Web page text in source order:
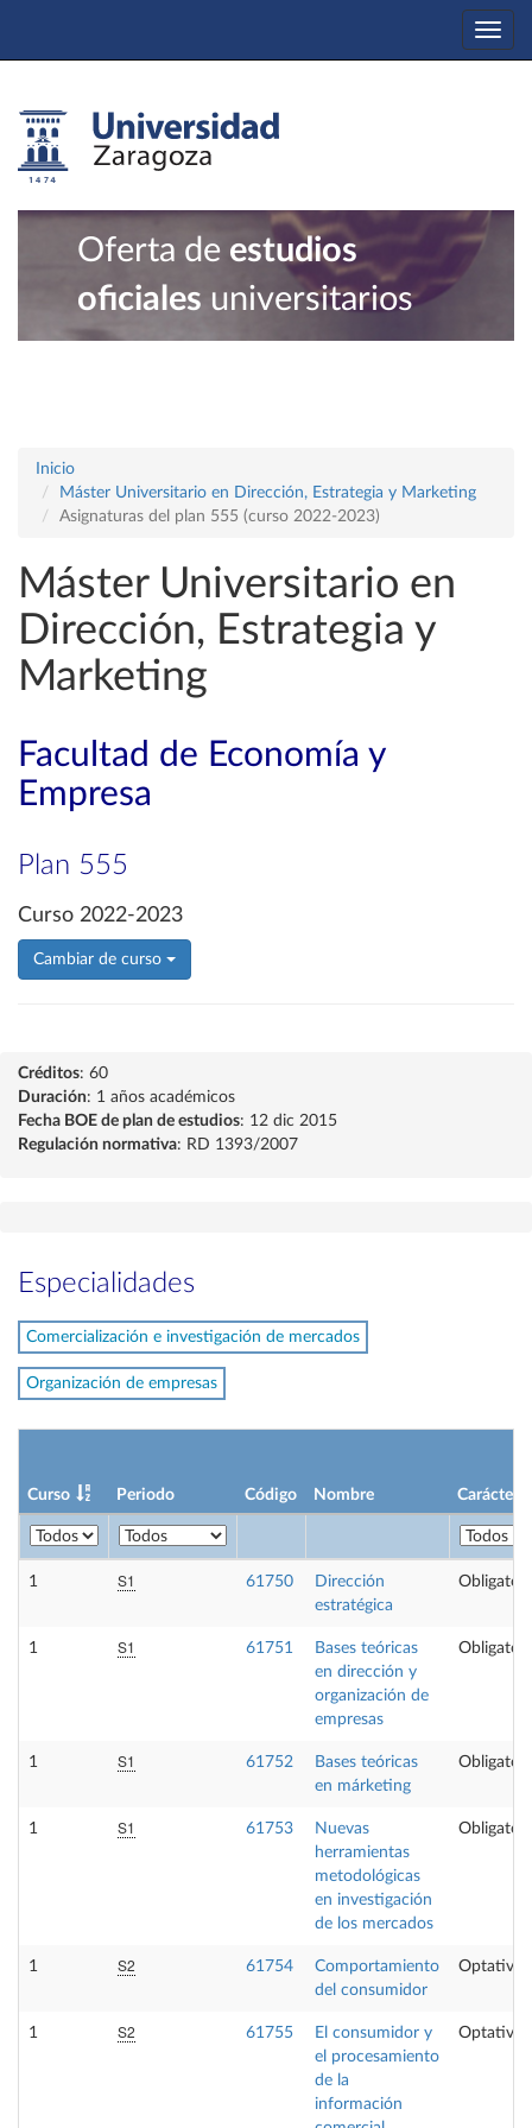
Oferta de estudios
oficiales universitarios
Inicio
Máster Universitario en Dirección, Estrategia y Marketing
Asignaturas del plan 555 (curso 2022-2023)
Máster Universitario en
Dirección, Estrategia y
Marketing
Facultad de Economía y
Empresa
Plan 555
Curso 2022-2023
Cambiar de curso
Créditos: 60
Duración: 1 años académicos
Fecha BOE de plan de estudios: 12 dic 2015
Regulación normativa: RD 1393/2007
Especialidades
Comercialización e investigación de mercados
Organización de empresas
Curso Periodo Código Nombre Carácter
1 S1 61750
Dirección
estratégica
1 S1 61751
Bases teóricas
en dirección y
organización de
empresas
1 S1 61752
Bases teóricas
en márketing
1 S1 61753
Nuevas
herramientas
metodológicas
en investigación
de los mercados
1 S2 61754
Comportamiento
del consumidor
Optativa
1 S2 61755
El consumidor y
el procesamiento
de la
información
Optativa